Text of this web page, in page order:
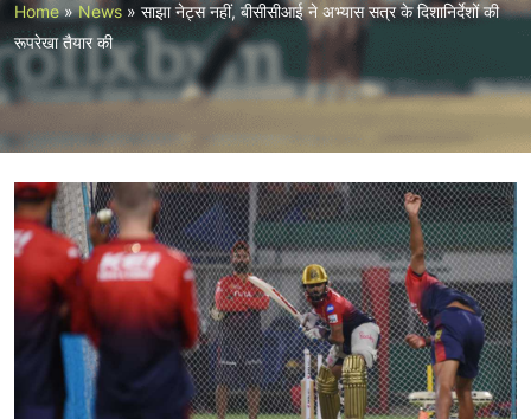
Home»News » साझा नेट्स नहीं, बीसीसीआई ने अभ्यास सत्र के दिशानिर्देशों की
रूपरेखा तैयार की